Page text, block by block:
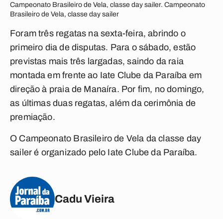
Campeonato Brasileiro de Vela, classe day sailer. Campeonato
Brasileiro de Vela, classe day sailer
Foram três regatas na sexta-feira, abrindo o
primeiro dia de disputas. Para o sábado, estão
previstas mais três largadas, saindo da raia
montada em frente ao Iate Clube da Paraíba em
direção à praia de Manaíra. Por fim, no domingo,
as últimas duas regatas, além da cerimônia de
premiação.
O Campeonato Brasileiro de Vela da classe day
sailer é organizado pelo Iate Clube da Paraíba.
Cadu Vieira